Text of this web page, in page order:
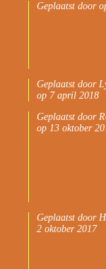
Geplaatst door
Geplaatst door
op 7 april 2018
Geplaatst door
op 13 oktober
Geplaatst door
2 oktober 2017